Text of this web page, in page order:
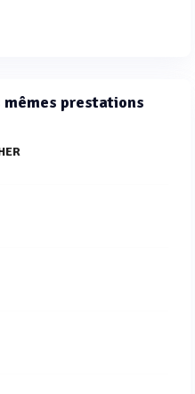
prestations